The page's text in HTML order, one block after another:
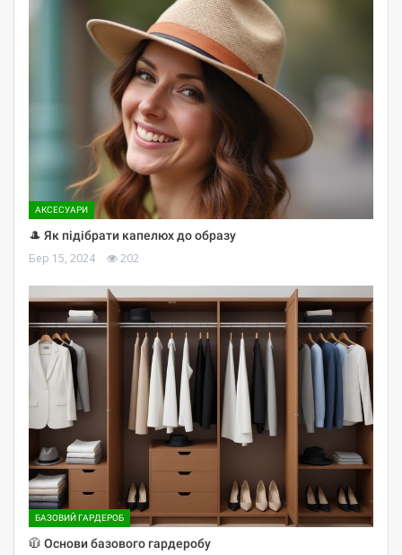
АКСЕСУАРИ
🎩 Як підібрати капелюх до образу
Бер 15, 2024 202
БАЗОВИЙ ГАРДЕРОБ
🧥 Основи базового гардеробу